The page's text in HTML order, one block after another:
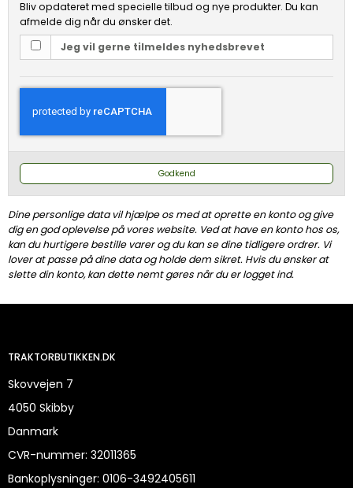
Bliv opdateret med specielle tilbud og nye produkter. Du kan
afmelde dig når du ønsker det.
Jeg vil gerne tilmeldes nyhedsbrevet
Godkend
Dine personlige data vil hjælpe os med at oprette en konto og give
dig en god oplevelse på vores website. Ved at have en konto hos os,
kan du hurtigere bestille varer og du kan se dine tidligere ordrer. Vi
lover at passe på dine data og holde dem sikret. Hvis du ønsker at
slette din konto, kan dette nemt gøres når du er logget ind.
TRAKTORBUTIKKEN.DK
Skovvejen 7
4050 Skibby
Danmark
CVR-nummer: 32011365
Bankoplysninger: 0106-3492405611